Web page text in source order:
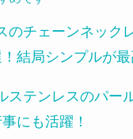
のチェーンネック
結局シンプルが最
ステンレスのパー
にも活躍！